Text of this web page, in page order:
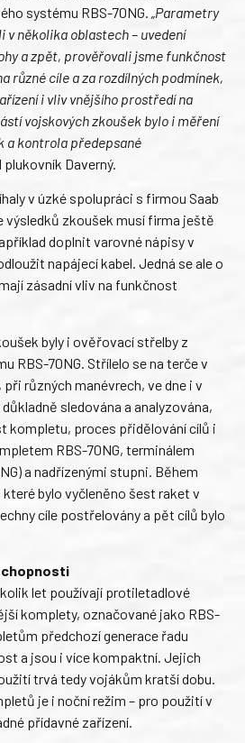
systému RBS-70NG. „Parametry
několika oblastech – uvedení
a zpět, prověřovali jsme funkčnost
různé cíle a za rozdílných podmínek,
i vliv vnějšího prostředí na
vojskových zkoušek bylo i měření
kontrola předepsané
Daverný.
v úzké spolupráci s firmou Saab
výsledků zkoušek musí firma ještě
doplnit varovné nápisy v
napájecí kabel. Jedná se ale o
zásadní vliv na funkčnost
byly i ověřovací střelby z
RBS-70NG. Střílelo se na terče v
různých manévrech, ve dne i v
sledována a analyzována,
kompletu, proces přidělování cílů i
RBS-70NG, terminálem
a nadřízenými stupni. Během
bylo vyčleněno šest raket v
cíle postřelovány a pět cílů bylo
let používají protiletadlové
komplety, označované jako RBS-
předchozí generace řadu
a jsou i více kompaktní. Jejich
trvá tedy vojákům kratší dobu.
je i noční režim – pro použití v
přídavné zařízení.